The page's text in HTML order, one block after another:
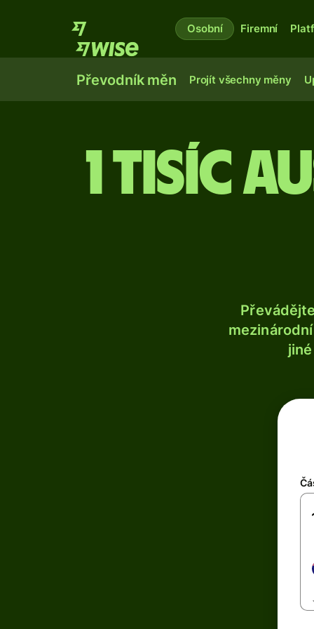
Osobní Firemní
Převodník měn Projít všechny měny
1 tisíc